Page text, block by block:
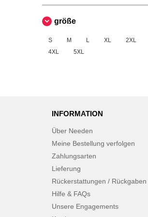
größe
S M L XL 2XL
4XL
5XL
INFORMATION
Über Needen
Meine Bestellung verfolgen
Zahlungsarten
Lieferung
Rückerstattungen / Rückgaben
Hilfe & FAQs
Unsere Engagements